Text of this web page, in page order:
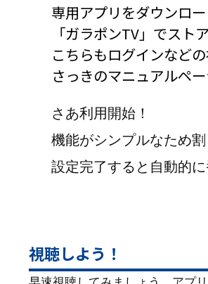
専用アプリをダウンロ
「ガラポンTV」でスト
こちらもログインなど
さっきのマニュアルペ
さあ利用開始！
機能がシンプルなため
設定完了すると自動的
視聴しよう！